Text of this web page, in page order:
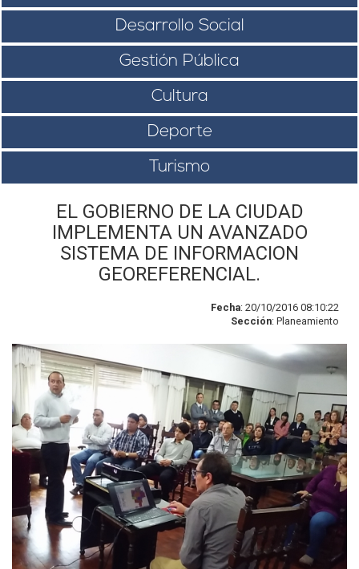
Desarrollo Social
Gestión Pública
Cultura
Deporte
Turismo
EL GOBIERNO DE LA CIUDAD
IMPLEMENTA UN AVANZADO
SISTEMA DE INFORMACION
GEOREFERENCIAL.
Fecha: 20/10/2016 08:10:22
Sección: Planeamiento